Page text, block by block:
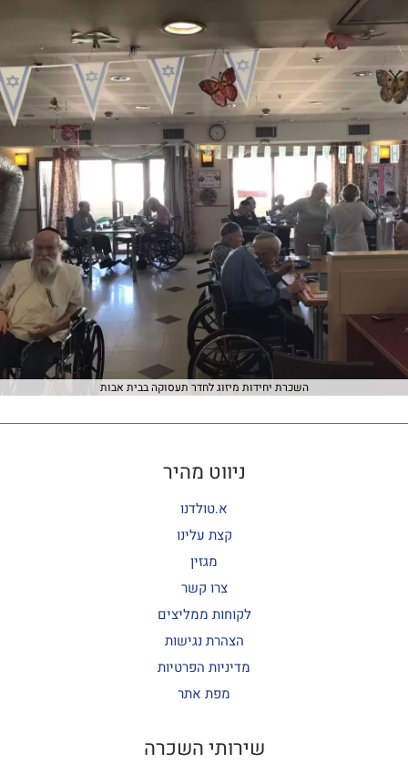
השכרת יחידות מיזוג לחדר תעסוקה בבית אבות
ניווט מהיר
א.טולדנו
קצת עלינו
מגזין
צרו קשר
לקוחות ממליצים
הצהרת נגישות
מדיניות הפרטיות
מפת אתר
שירותי השכרה